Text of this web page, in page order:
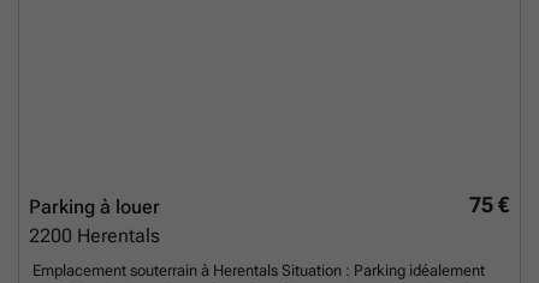
75 €
Parking à louer
2200 Herentals
Emplacement souterrain à Herentals Situation : Parking idéalement